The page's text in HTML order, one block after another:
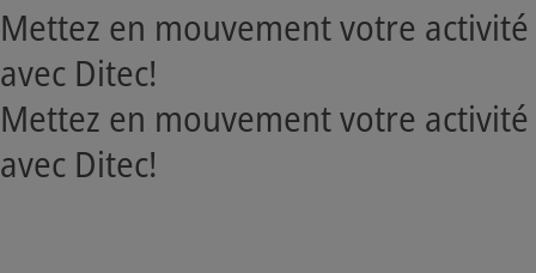
Mettez en mouvement votre activité
avec Ditec!
Mettez en mouvement votre activité
avec Ditec!